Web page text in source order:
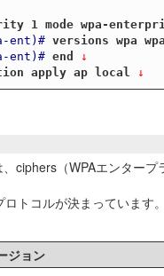
1 mode wpa-
ent)# versions wpa
ent)# end
↓
apply ap local ↓
ciphers（WPAエンター
トコルが決まっていま
ジョン